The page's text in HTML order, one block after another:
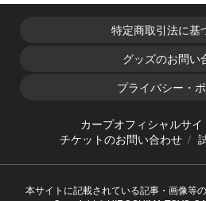
特定商取引法に基
グッズのお問い
プライバシー・
カープオフィシャルサイ
チケットのお問い合わせ
本サイトに記載されている記事・画像等